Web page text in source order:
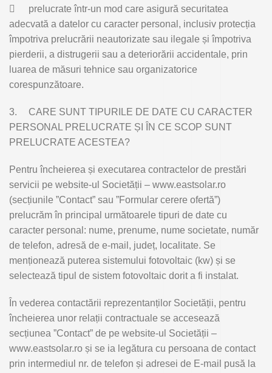

prelucrate într-un mod care asigură securitatea
adecvată a datelor cu caracter personal, inclusiv protecția
împotriva prelucrării neautorizate sau ilegale și împotriva
pierderii, a distrugerii sau a deteriorării accidentale, prin
luarea de măsuri tehnice sau organizatorice
corespunzătoare.
3.
CARE SUNT TIPURILE DE DATE CU CARACTER
PERSONAL PRELUCRATE ȘI ÎN CE SCOP SUNT
PRELUCRATE ACESTEA?
Pentru încheierea și executarea contractelor de prestări
servicii pe website-ul Societății – www.eastsolar.ro
(secțiunile ”Contact” sau ”Formular cerere ofertă”)
prelucrăm în principal următoarele tipuri de date cu
caracter personal: nume, prenume, nume societate, număr
de telefon, adresă de e-mail, județ, localitate. Se
menționează puterea sistemului fotovoltaic (kw) și se
selectează tipul de sistem fotovoltaic dorit a fi instalat.
În vederea contactării reprezentanților Societății, pentru
încheierea unor relații contractuale se accesează
secțiunea ”Contact” de pe website-ul Societății –
www.eastsolar.ro și se ia legătura cu persoana de contact
prin intermediul nr. de telefon și adresei de E-mail pusă la